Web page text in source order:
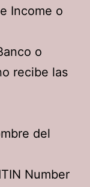
Income o
o
recibe las
del
Number